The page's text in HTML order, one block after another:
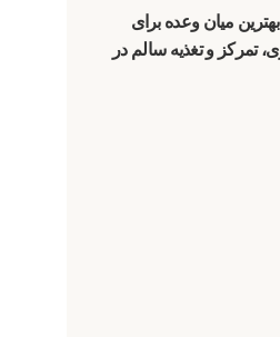
میان وعده برای
تمرکز و تغذیه سالم در